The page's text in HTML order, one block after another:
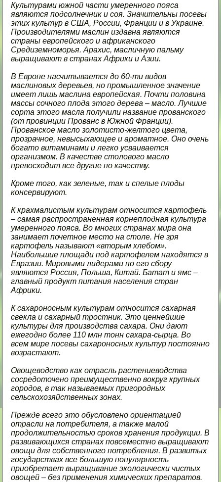
Культурами южной части умеренного пояса
являются подсолнечник и соя. Значительны посевы
этих культур в США, России, Франции и в Украине.
Производителями маслин издавна являются
страны европейского и африканского
Средиземноморья. Арахис, масличную пальму
выращивают в странах Африки и Азии.
В Европе насчитывается до 60-ти видов
маслиновых деревьев, но промышленное значение
имеет лишь маслина европейская. Почти половина
массы сочного плода этого дерева – масло. Лучшие
сорта этого масла получили название прованского
(от провинции Прованс в Южной Франции).
Прованское масло золотисто-желтого цвета,
прозрачное, невысыхающее и ароматное. Оно очень
богато витаминами и легко усваивается
организмом. В качестве столового масло
превосходит все другие по качеству.
Кроме того, как зеленые, так и спелые плоды
консервируют.
К крахмалистым культурам относится картофель
– самая распространенная корнеплодная культура
умеренного пояса. Во многих странах мира она
занимает почетное место на столе. Не зря
картофель называют «вторым хлебом».
Наибольшие площади под картофелем находятся в
Евразии. Мировыми лидерами по его сбору
являются Россия, Польша, Китай. Батат и ямс –
главный продукт питания населения стран
Африки.
К сахароносным культурам относится сахарная
свекла и сахарный тростник. Это ценнейшие
культуры для производства сахара. Они дают
ежегодно более 110 млн тонн сахара-сырца. Во
всем мире посевы сахароносных культур постоянно
возрастают.
Овощеводство как отрасль растениеводства
сосредоточено преимущественно вокруг крупных
городов, в так называемых пригородных
сельскохозяйственных зонах.
Прежде всего это обусловлено ориентацией
отрасли на потребителя, а также малой
продолжительностью сроков хранения продукции. В
развивающихся странах повсеместно выращивают
овощи для собственного потребления. В развитых
государствах все большую популярность
приобретает выращивание экологически чистых
овощей – без применения химических препаратов.